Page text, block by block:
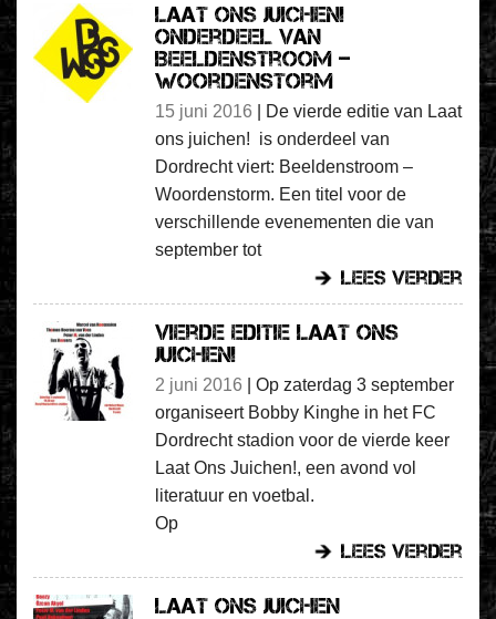
Laat ons juichen!
onderdeel van
Beeldenstroom –
Woordenstorm
15 juni 2016
De vierde editie van Laat
ons juichen! is onderdeel van
Dordrecht viert: Beeldenstroom –
Woordenstorm. Een titel voor de
verschillende evenementen die van
september tot
lees verder
Vierde editie Laat ons
juichen!
2 juni 2016
Op zaterdag 3 september
organiseert Bobby Kinghe in het FC
Dordrecht stadion voor de vierde keer
Laat Ons Juichen!, een avond vol
literatuur en voetbal.
Op
lees verder
Laat ons juichen